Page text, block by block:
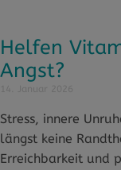
Helfen
Angst?
Stress, innere
längst keine
Erreichbarkeit und